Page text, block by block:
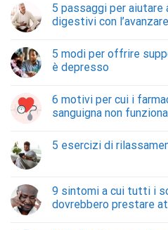
5 passaggi per aiutare
digestivi con
5 modi per offrire
è depresso
6 motivi per cui i
sanguigna non
5 esercizi di
9 sintomi a cui tutti i
dovrebbero prestare